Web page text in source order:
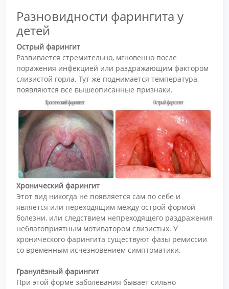
Разновидности фарингита у
детей
Острый фарингит
Развивается стремительно, мгновенно после
поражения инфекцией или раздражающим фактором
слизистой горла. Тут же поднимается температура,
появляются все вышеописанные признаки.
Хронический фарингит
Этот вид никогда не появляется сам по себе и
является или переходящим между острой формой
болезни, или следствием непреходящего раздражения
неблагоприятным мотиватором слизистых. У
хронического фарингита существуют фазы ремиссии
со временным исчезновением симптоматики.
Гранулёзный фарингит
При этой форме заболевания бывает сильно